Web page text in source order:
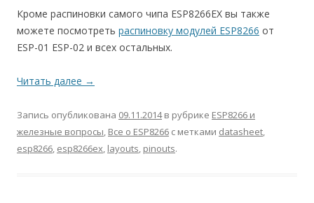
Кроме распиновки самого чипа ESP8266EX вы также
можете посмотреть распиновку модулей ESP8266 от
ESP-01 ESP-02 и всех остальных.
Читать далее →
Запись опубликована 09.11.2014в рубрике ESP8266 и
железные вопросы, Все о ESP8266 с метками datasheet,
esp8266, esp8266ex, layouts, pinouts.